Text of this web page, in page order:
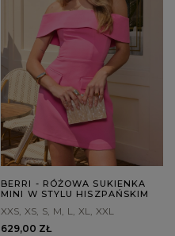
BERRI - RÓŻOWA SUKIENKA
MINI W STYLU HISZPAŃSKIM
XXS XS S M L XL XXL
629,00 ZŁ